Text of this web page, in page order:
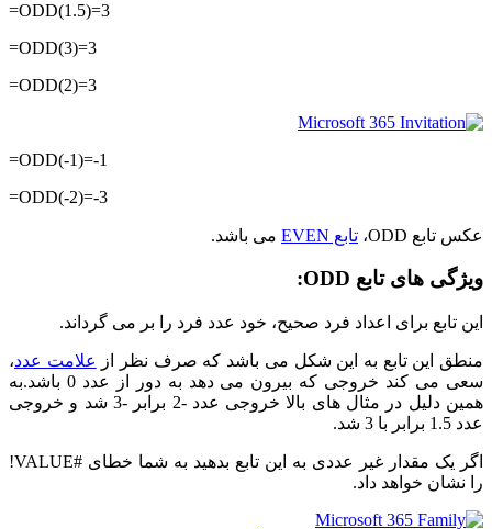
=ODD(1.5)=3
=ODD(3)=3
=ODD(2)=3
=ODD(-1)=-1
=ODD(-2)=-3
عکس تابع ODD، تابع EVEN می باشد.
ویژگی های تابع ODD:
این تابع برای اعداد فرد صحیح، خود عدد فرد را بر می گرداند.
منطق این تابع به این شکل می باشد که صرف نظر از علامت عدد،
سعی می کند خروجی که بیرون می دهد به دور از عدد 0 باشد.به
همین دلیل در مثال های بالا خروجی عدد -2 برابر -3 شد و خروجی
عدد 1.5 برابر با 3 شد.
اگر یک مقدار غیر عددی به این تابع بدهید به شما خطای #VALUE!
را نشان خواهد داد.